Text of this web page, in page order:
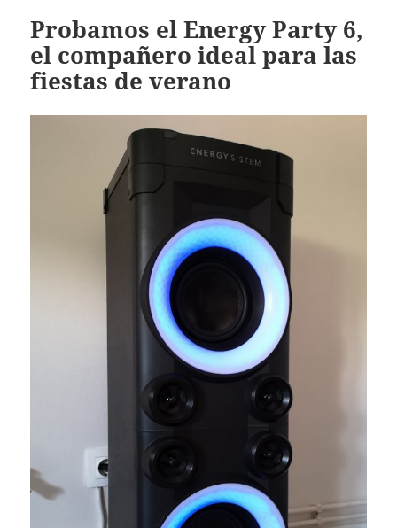
Probamos el Energy Party 6,
el compañero ideal para las
fiestas de verano